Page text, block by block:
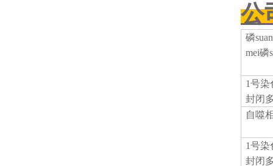
公
磷
mei磷
1号染
封闭
自噬
1号染
封闭